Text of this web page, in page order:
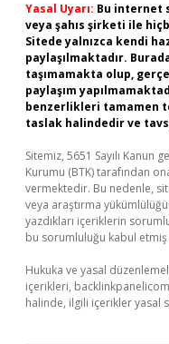
Yasal Uyarı: Bu internet
veya şahıs şirketi ile
Sitede yalnızca kendi
paylaşılmaktadır.
taşımamakta olup,
paylaşım
benzerlikleri tamamen
taslak halindedir ve
Sitemiz, 5651 Sayılı Kanun
Kurumu (BTK) tarafından
vermektedir. Bu nedenle,
veya araştırma
yazdıkları içeriklerin
bu sorumluluğu kabul etmiş
Hukuka ve yasal
içerikleri,
halinde, ilgili içerikler yasal